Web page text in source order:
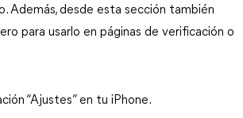
Además, desde esta sección también
para usarlo en páginas de verificación o
“Ajustes” en tu iPhone.